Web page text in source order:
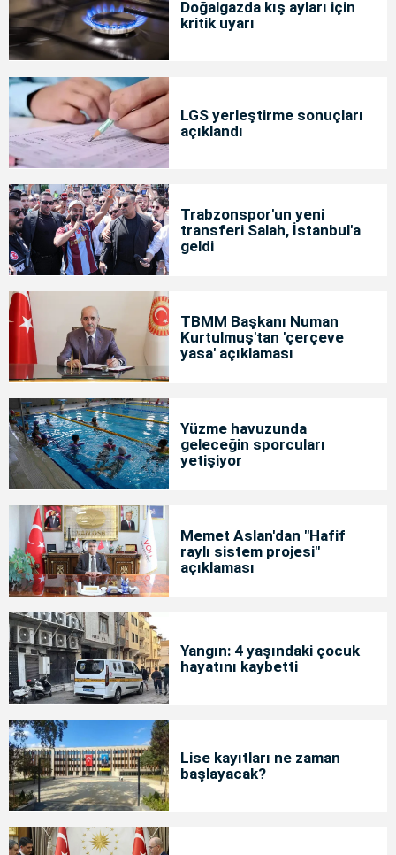
Doğalgazda kış ayları için
kritik uyarı
LGS yerleştirme sonuçları
açıklandı
Trabzonspor'un yeni
transferi Salah, İstanbul'a
geldi
TBMM Başkanı Numan
Kurtulmuş'tan 'çerçeve
yasa' açıklaması
Yüzme havuzunda
geleceğin sporcuları
yetişiyor
Memet Aslan'dan "Hafif
raylı sistem projesi"
açıklaması
Yangın: 4 yaşındaki çocuk
hayatını kaybetti
Lise kayıtları ne zaman
başlayacak?